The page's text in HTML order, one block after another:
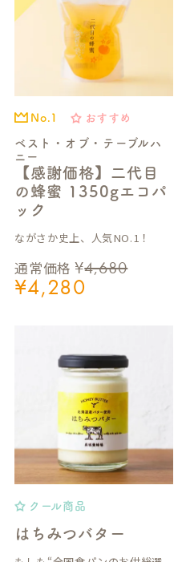
ベスト・オブ・テーブルハ
ニー
【感謝価格】二代目
の蜂蜜 1350gエコパ
ック
No.1 おすすめ
通常価格 ¥4,680
¥4,280
ながさか史上、人気NO.1！
はちみつバター
クール商品